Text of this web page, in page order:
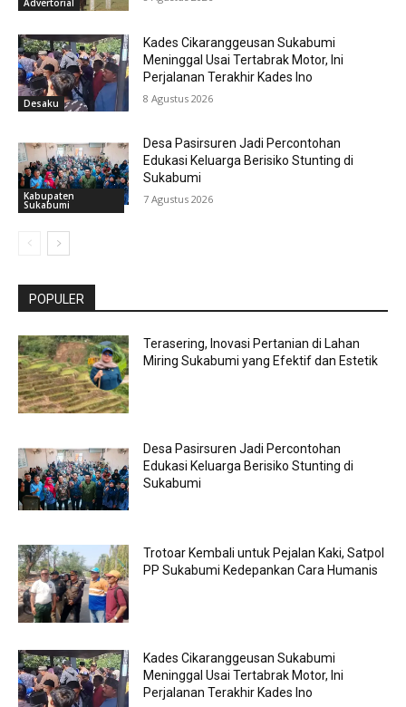
Desaku
Kades Cikaranggeusan Sukabumi
Meninggal Usai Tertabrak Motor, Ini
Perjalanan Terakhir Kades Ino
8 Agustus 2026
Kabupaten
Sukabumi
Desa Pasirsuren Jadi Percontohan
Edukasi Keluarga Berisiko Stunting di
Sukabumi
7 Agustus 2026
POPULER
Terasering, Inovasi Pertanian di Lahan
Miring Sukabumi yang Efektif dan Estetik
Desa Pasirsuren Jadi Percontohan
Edukasi Keluarga Berisiko Stunting di
Sukabumi
Trotoar Kembali untuk Pejalan Kaki, Satpol
PP Sukabumi Kedepankan Cara Humanis
Kades Cikaranggeusan Sukabumi
Meninggal Usai Tertabrak Motor, Ini
Perjalanan Terakhir Kades Ino